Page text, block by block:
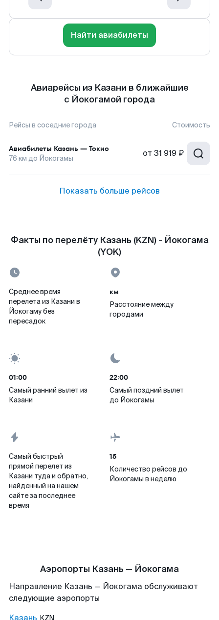
Найти авиабилеты
Авиарейсы из Казани в ближайшие
с Йокогамой города
Рейсы в соседние города Стоимость
Авиабилеты Казань — Токио
76 км до Йокогамы от 31 919 ₽
Показать больше рейсов
Факты по перелёту Казань (KZN) - Йокогама
(YOK)
Среднее время
перелета из Казани в
Йокогаму без
пересадок
км
Расстояние между
городами
01:00
Самый ранний вылет из
Казани
22:00
Самый поздний вылет
до Йокогамы
Самый быстрый
прямой перелет из
Казани туда и обратно,
найденный на нашем
сайте за последнее
время
15
Количество рейсов до
Йокогамы в неделю
Аэропорты Казань — Йокогама
Направление Казань — Йокогама обслуживают
следующие аэропорты
Казань KZN